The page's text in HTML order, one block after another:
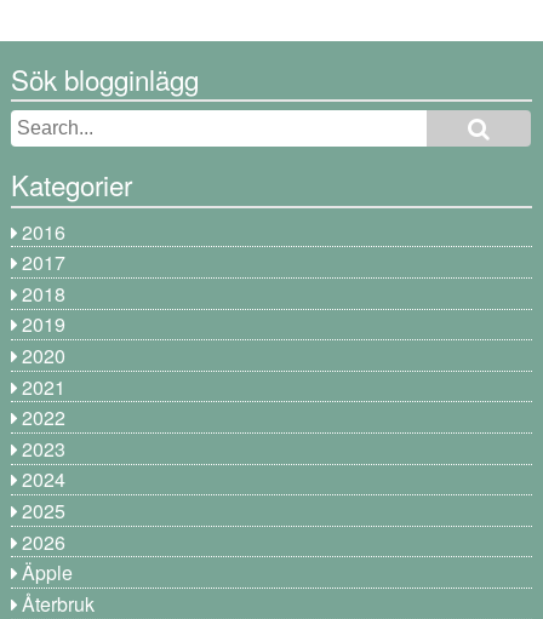
Sök blogginlägg
Kategorier
2016
2017
2018
2019
2020
2021
2022
2023
2024
2025
2026
Äpple
Återbruk